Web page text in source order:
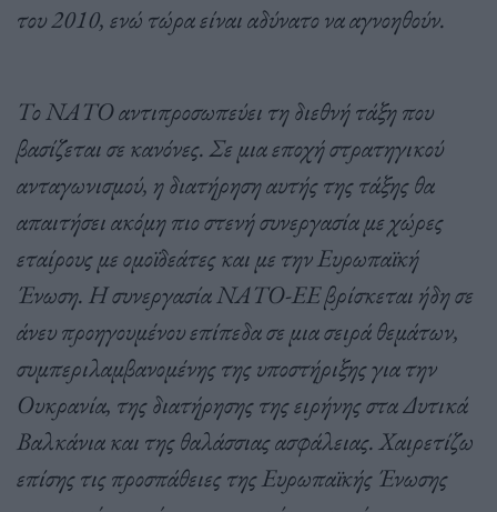
του 2010, ενώ τώρα είναι αδύνατο να αγνοηθούν.
Το ΝΑΤΟ αντιπροσωπεύει τη διεθνή τάξη που
βασίζεται σε κανόνες. Σε μια εποχή στρατηγικού
ανταγωνισμού, η διατήρηση αυτής της τάξης θα
απαιτήσει ακόμη πιο στενή συνεργασία με χώρες
εταίρους με ομοϊδεάτες και με την Ευρωπαϊκή
Ένωση. Η συνεργασία ΝΑΤΟ-ΕΕ βρίσκεται ήδη σε
άνευ προηγουμένου επίπεδα σε μια σειρά θεμάτων,
συμπεριλαμβανομένης της υποστήριξης για την
Ουκρανία, της διατήρησης της ειρήνης στα Δυτικά
Βαλκάνια και της θαλάσσιας ασφάλειας. Χαιρετίζω
επίσης τις προσπάθειες της Ευρωπαϊκής Ένωσης